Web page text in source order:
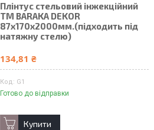
Плінтус стельовий інжекційний
ТМ BARAKA DEKOR
87х170х2000мм.(підходить під
натяжну стелю)
134,81 ₴
G1
Готово до відправки
Купити